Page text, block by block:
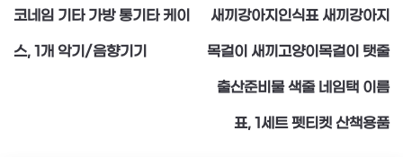
탐
코네임 기타 가방 통기타 케이
스, 1개 악기/음향기기
새끼강아지인식표 새끼강아지
목걸이 새끼고양이목걸이 탯줄
출산준비물 색줄 네임택 이름
표, 1세트 펫티켓 산책용품